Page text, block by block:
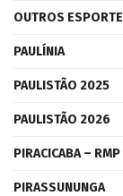
OUTROS
PAULÍNIA
PAULISTÃO 2025
PAULISTÃO 2026
PIRACICABA – RMP
PIRASSUNUNGA